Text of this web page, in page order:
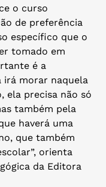
o curso
de preferência
específico que o
tomado em
é a
irá morar naquela
ela precisa não só
também pela
haverá uma
que também
orienta
da Editora